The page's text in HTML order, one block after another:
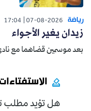
رياضة 07-08-2026
17:04
زيدان يغير الأجواء
بعد موسمين قضاهما مع
هل تؤيد مطلب